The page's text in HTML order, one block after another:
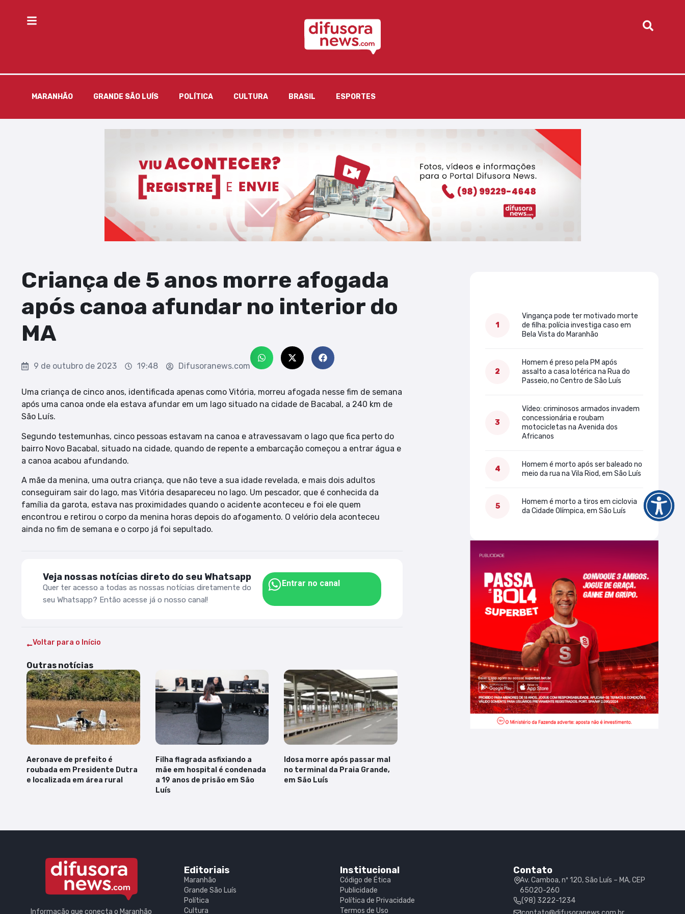
MARANHÃO GRANDE SÃO LUÍS POLÍTICA CULTURA BRASIL ESPORTES
Criança de 5 anos morre afogada
após canoa afundar no interior do
MA
9 de outubro de 2023 19:48 Difusoranews.com
Uma criança de cinco anos, identificada apenas como Vitória, morreu afogada nesse fim de semana
após uma canoa onde ela estava afundar em um lago situado na cidade de Bacabal, a 240 km de
São Luís.
Segundo testemunhas, cinco pessoas estavam na canoa e atravessavam o lago que fica perto do
bairro Novo Bacabal, situado na cidade, quando de repente a embarcação começou a entrar água e
a canoa acabou afundando.
A mãe da menina, uma outra criança, que não teve a sua idade revelada, e mais dois adultos
conseguiram sair do lago, mas Vitória desapareceu no lago. Um pescador, que é conhecida da
família da garota, estava nas proximidades quando o acidente aconteceu e foi ele quem
encontrou e retirou o corpo da menina horas depois do afogamento. O velório dela aconteceu
ainda no fim de semana e o corpo já foi sepultado.
Veja nossas notícias direto do seu Whatsapp
Quer ter acesso a todas as nossas notícias diretamente do
seu Whatsapp? Então acesse já o nosso canal!
Entrar no canal
Voltar para o Início
Outras notícias
Aeronave de prefeito é
roubada em Presidente Dutra
e localizada em área rural
Filha flagrada asfixiando a
mãe em hospital é condenada
a 19 anos de prisão em São
Luís
Idosa morre após passar mal
no terminal da Praia Grande,
em São Luís
Vingança pode ter motivado morte
de filha; polícia investiga caso em
Bela Vista do Maranhão
Homem é preso pela PM após
assalto a casa lotérica na Rua do
Passeio, no Centro de São Luís
Vídeo: criminosos armados invadem
concessionária e roubam
motocicletas na Avenida dos
Africanos
Homem é morto após ser baleado no
meio da rua na Vila Riod, em São Luís
Homem é morto a tiros em ciclovia
da Cidade Olímpica, em São Luís
Informação que conecta o Maranhão
Editoriais
Maranhão
Grande São Luís
Política
Cultura
Institucional
Código de Ética
Publicidade
Política de Privacidade
Termos de Uso
Contato
Av. Camboa, nº 120, São Luís – MA, CEP
65020-260
(98) 3222-1234